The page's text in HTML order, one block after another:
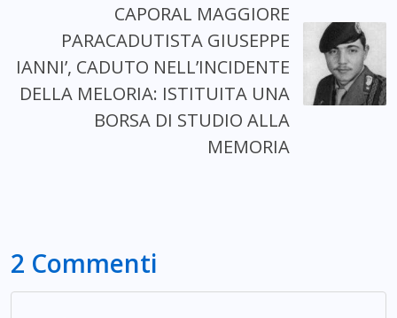
CAPORAL MAGGIORE
PARACADUTISTA GIUSEPPE
IANNI’, CADUTO NELL’INCIDENTE
DELLA MELORIA: ISTITUITA UNA
BORSA DI STUDIO ALLA
MEMORIA
2 Commenti